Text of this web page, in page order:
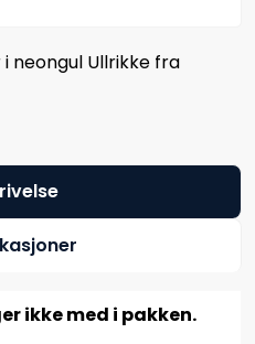
neongul Ullrikke fra
ikke med i pakken.